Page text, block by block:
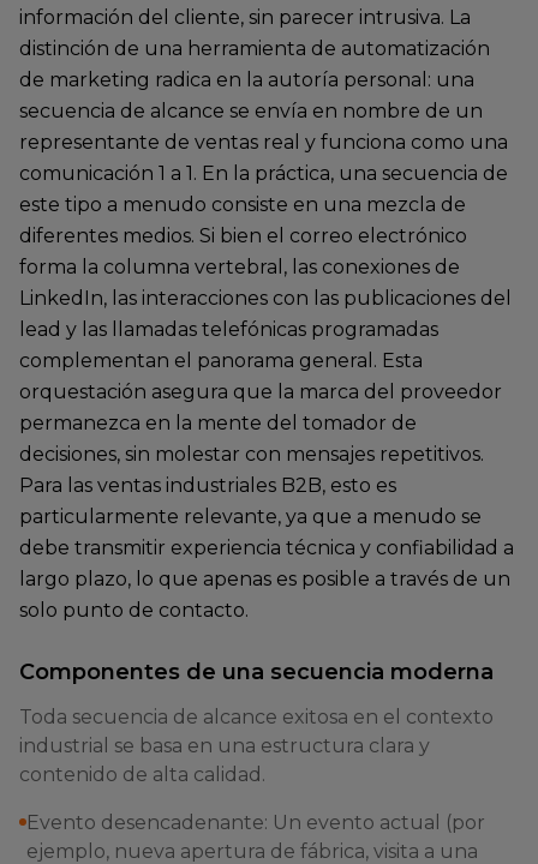
información del cliente, sin parecer intrusiva. La
distinción de una herramienta de automatización
de marketing radica en la autoría personal: una
secuencia de alcance se envía en nombre de un
representante de ventas real y funciona como una
comunicación 1 a 1. En la práctica, una secuencia de
este tipo a menudo consiste en una mezcla de
diferentes medios. Si bien el correo electrónico
forma la columna vertebral, las conexiones de
LinkedIn, las interacciones con las publicaciones del
lead y las llamadas telefónicas programadas
complementan el panorama general. Esta
orquestación asegura que la marca del proveedor
permanezca en la mente del tomador de
decisiones, sin molestar con mensajes repetitivos.
Para las ventas industriales B2B, esto es
particularmente relevante, ya que a menudo se
debe transmitir experiencia técnica y confiabilidad a
largo plazo, lo que apenas es posible a través de un
solo punto de contacto.
Componentes de una secuencia moderna
Toda secuencia de alcance exitosa en el contexto
industrial se basa en una estructura clara y
contenido de alta calidad.
Evento desencadenante: Un evento actual (por
ejemplo, nueva apertura de fábrica, visita a una